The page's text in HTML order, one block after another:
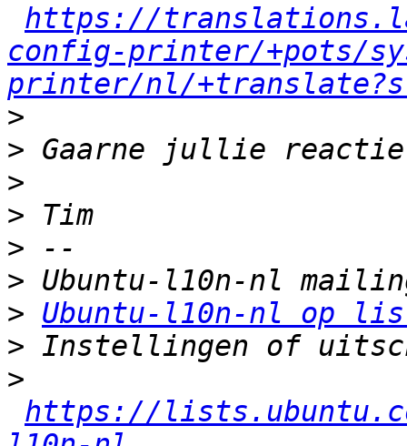
https://
config-printer/+pots/
printer/nl/
>
>
>
>
>
>
> Ubuntu-l10n-nl op
>
>
https://